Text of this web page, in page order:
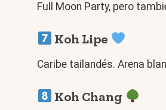
Full Moon Party, pero
Koh Lipe
Caribe tailandés. Arena
Koh Chang